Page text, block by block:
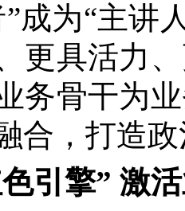
成为“主讲
更具活力
务骨干为
合，打造
引擎” 激